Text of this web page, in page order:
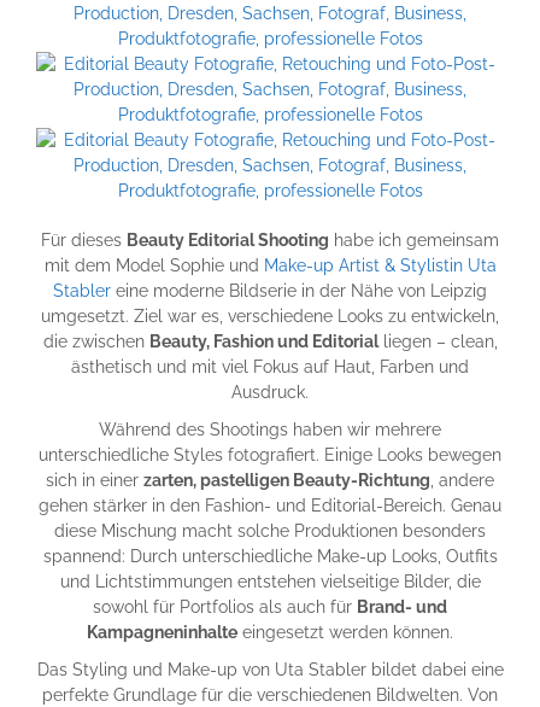
Für dieses Beauty Editorial Shooting habe ich gemeinsam
mit dem Model Sophie und Make-up Artist & Stylistin Uta
Stabler eine moderne Bildserie in der Nähe von Leipzig
umgesetzt. Ziel war es, verschiedene Looks zu entwickeln,
die zwischen Beauty, Fashion und Editorialliegen – clean,
ästhetisch und mit viel Fokus auf Haut, Farben und
Ausdruck.
Während des Shootings haben wir mehrere
unterschiedliche Styles fotografiert. Einige Looks bewegen
sich in einer zarten, pastelligen Beauty-Richtung , andere
gehen stärker in den Fashion- und Editorial-Bereich. Genau
diese Mischung macht solche Produktionen besonders
spannend: Durch unterschiedliche Make-up Looks, Outfits
und Lichtstimmungen entstehen vielseitige Bilder, die
sowohl für Portfolios als auch für Brand- und
Kampagneninhalte eingesetzt werden können.
Das Styling und Make-up von Uta Stabler bildet dabei eine
perfekte Grundlage für die verschiedenen Bildwelten. Von